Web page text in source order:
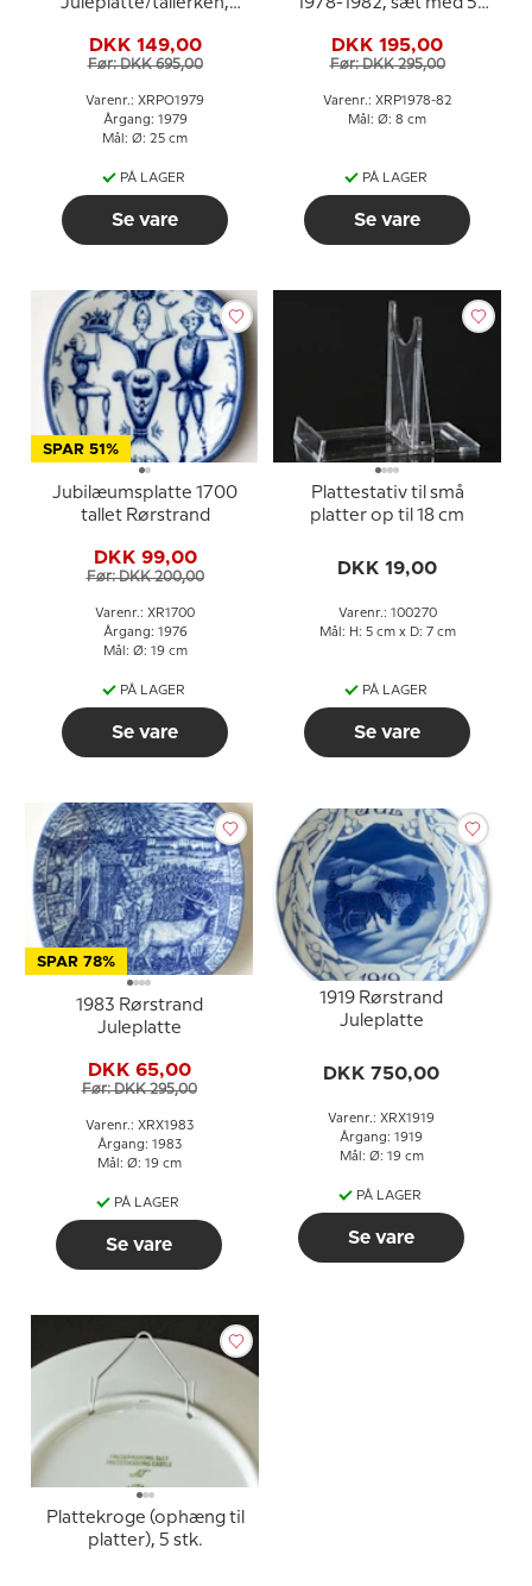
DKK 149,00
Før: DKK 695,00
Varenr.: XRPO1979
Årgang: 1979
Mål: Ø: 25 cm
PÅ LAGER
Se vare
DKK 195,00
Før: DKK 295,00
Varenr.: XRP1978-82
Mål: Ø: 8 cm
PÅ LAGER
Se vare
SPAR 51%
Jubilæumsplatte 1700
tallet Rørstrand
DKK 99,00
Før: DKK 200,00
Varenr.: XR1700
Årgang: 1976
Mål: Ø: 19 cm
PÅ LAGER
Se vare
Plattestativ til små
platter op til 18 cm
DKK 19,00
Varenr.: 100270
Mål: H: 5 cm x D: 7 cm
PÅ LAGER
Se vare
SPAR 78%
1983 Rørstrand
Juleplatte
DKK 65,00
Før: DKK 295,00
Varenr.: XRX1983
Årgang: 1983
Mål: Ø: 19 cm
PÅ LAGER
Se vare
1919 Rørstrand
Juleplatte
DKK 750,00
Varenr.: XRX1919
Årgang: 1919
Mål: Ø: 19 cm
PÅ LAGER
Se vare
Plattekroge (ophæng til
platter), 5 stk.